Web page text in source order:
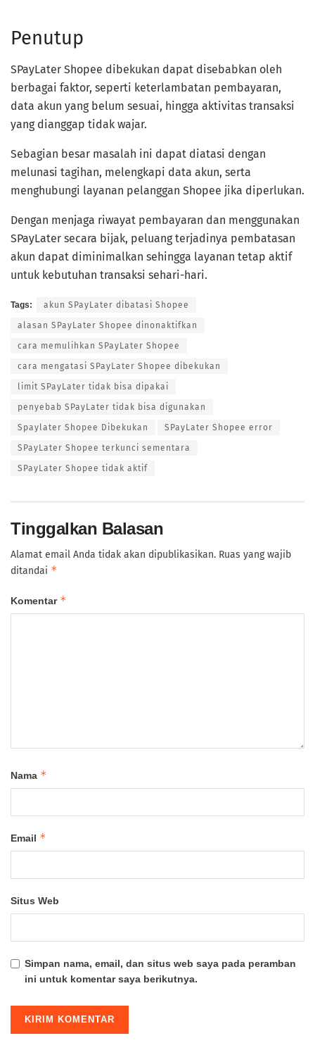
Penutup
SPayLater Shopee dibekukan dapat disebabkan oleh
berbagai faktor, seperti keterlambatan pembayaran,
data akun yang belum sesuai, hingga aktivitas transaksi
yang dianggap tidak wajar.
Sebagian besar masalah ini dapat diatasi dengan
melunasi tagihan, melengkapi data akun, serta
menghubungi layanan pelanggan Shopee jika diperlukan.
Dengan menjaga riwayat pembayaran dan menggunakan
SPayLater secara bijak, peluang terjadinya pembatasan
akun dapat diminimalkan sehingga layanan tetap aktif
untuk kebutuhan transaksi sehari-hari.
Tags: akun SPayLater dibatasi Shopee
alasan SPayLater Shopee dinonaktifkan
cara memulihkan SPayLater Shopee
cara mengatasi SPayLater Shopee dibekukan
limit SPayLater tidak bisa dipakai
penyebab SPayLater tidak bisa digunakan
Spaylater Shopee Dibekukan SPayLater Shopee error
SPayLater Shopee terkunci sementara
SPayLater Shopee tidak aktif
Tinggalkan Balasan
Alamat email Anda tidak akan dipublikasikan. Ruas yang wajib
ditandai *
Komentar *
Nama *
Email *
Situs Web
Simpan nama, email, dan situs web saya pada peramban
ini untuk komentar saya berikutnya.